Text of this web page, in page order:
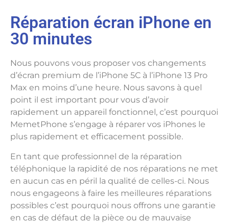
Réparation écran iPhone en
30 minutes
Nous pouvons vous proposer vos changements
d’écran premium de l’iPhone 5C à l’iPhone 13 Pro
Max en moins d’une heure. Nous savons à quel
point il est important pour vous d’avoir
rapidement un appareil fonctionnel, c’est pourquoi
MemetPhone s’engage à réparer vos iPhones le
plus rapidement et efficacement possible.
En tant que professionnel de la réparation
téléphonique la rapidité de nos réparations ne met
en aucun cas en péril la qualité de celles-ci. Nous
nous engageons à faire les meilleures réparations
possibles c’est pourquoi nous offrons une garantie
en cas de défaut de la pièce ou de mauvaise